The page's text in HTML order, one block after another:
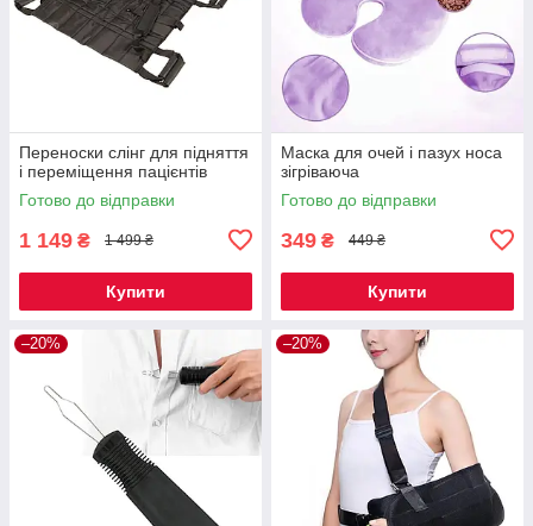
Переноски слінг для підняття
і переміщення пацієнтів
Готово до відправки
1 149 ₴ 1 499 ₴
Купити
Маска для очей і пазух носа
зігріваюча
Готово до відправки
349 ₴ 449 ₴
Купити
–20% –20%